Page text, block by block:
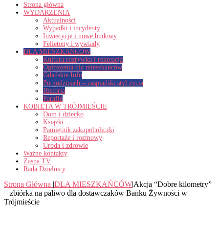
Strona główna
WYDARZENIA
Aktualności
Wypadki i incydenty
Inwestycje i nowe budowy
Felietony i wywiady
DLA MIESZKAŃCÓW
Kultura rozrywka i rekreacja
Ogłoszenia dla mieszkańców
Gdańskie Info
Po godzinach – zaspiański styl życia
Historia
Parafie
KOBIETA W TRÓJMIEŚCIE
Dom i dziecko
Książki
Pamiętnik zakupoholiczki
Reportaże i rozmowy
Uroda i zdrowie
Ważne kontakty
Zaspa TV
Rada Dzielnicy
Strona Główna |DLA MIESZKAŃCÓW|Akcja “Dobre kilometry”
– zbiórka na paliwo dla dostawczaków Banku Żywności w
Trójmieście